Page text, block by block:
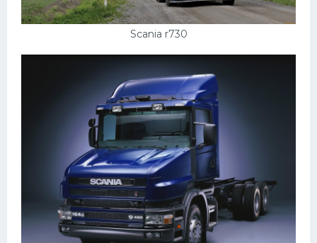
Scania r730